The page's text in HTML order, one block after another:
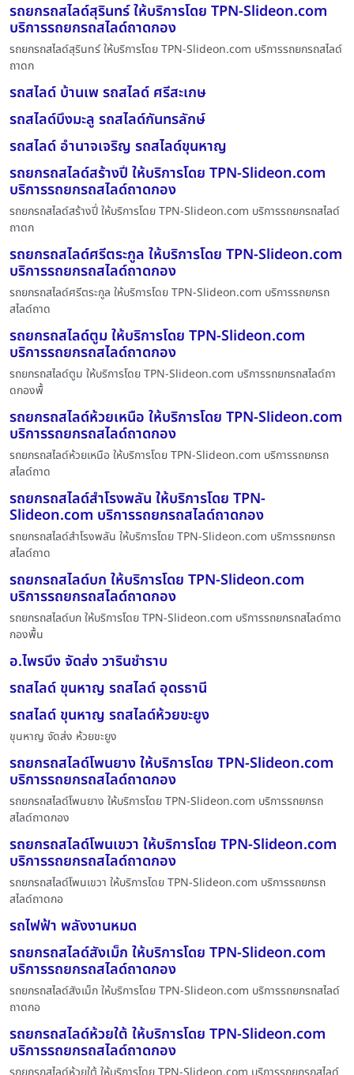
รถยกรถสไลด์สุรินทร์ ให้บริการโดย TPN-Slideon.com
บริการรถยกรถสไลด์ถาดกอง
รถยกรถสไลด์สุรินทร์ ให้บริการโดย TPN-Slideon.com บริการรถยกรถสไลด์
ถาดก
รถสไลด์ บ้านเพ รถสไลด์ ศรีสะเกษ
รถสไลด์บึงมะลู รถสไลด์กันทรลักษ์
รถสไลด์ อำนาจเจริญ รถสไลด์ขุนหาญ
รถยกรถสไลด์สร้างปี่ ให้บริการโดย TPN-Slideon.com
บริการรถยกรถสไลด์ถาดกอง
รถยกรถสไลด์สร้างปี่ ให้บริการโดย TPN-Slideon.com บริการรถยกรถสไลด์
ถาดก
รถยกรถสไลด์ศรีตระกูล ให้บริการโดย TPN-Slideon.com
บริการรถยกรถสไลด์ถาดกอง
รถยกรถสไลด์ศรีตระกูล ให้บริการโดย TPN-Slideon.com บริการรถยกรถ
สไลด์ถาด
รถยกรถสไลด์ตูม ให้บริการโดย TPN-Slideon.com
บริการรถยกรถสไลด์ถาดกอง
รถยกรถสไลด์ตูม ให้บริการโดย TPN-Slideon.com บริการรถยกรถสไลด์ถา
ดกองพื้
รถยกรถสไลด์ห้วยเหนือ ให้บริการโดย TPN-Slideon.com
บริการรถยกรถสไลด์ถาดกอง
รถยกรถสไลด์ห้วยเหนือ ให้บริการโดย TPN-Slideon.com บริการรถยกรถ
สไลด์ถาด
รถยกรถสไลด์สำโรงพลัน ให้บริการโดย TPN-
Slideon.com บริการรถยกรถสไลด์ถาดกอง
รถยกรถสไลด์สำโรงพลัน ให้บริการโดย TPN-Slideon.com บริการรถยกรถ
สไลด์ถาด
รถยกรถสไลด์บก ให้บริการโดย TPN-Slideon.com
บริการรถยกรถสไลด์ถาดกอง
รถยกรถสไลด์บก ให้บริการโดย TPN-Slideon.com บริการรถยกรถสไลด์ถาด
กองพื้น
อ.ไพรบึง จัดส่ง วารินชำราบ
รถสไลด์ ขุนหาญ รถสไลด์ อุดรธานี
รถสไลด์ ขุนหาญ รถสไลด์ห้วยขะยูง
ขุนหาญ จัดส่ง ห้วยขะยูง
รถยกรถสไลด์โพนยาง ให้บริการโดย TPN-Slideon.com
บริการรถยกรถสไลด์ถาดกอง
รถยกรถสไลด์โพนยาง ให้บริการโดย TPN-Slideon.com บริการรถยกรถ
สไลด์ถาดกอง
รถยกรถสไลด์โพนเขวา ให้บริการโดย TPN-Slideon.com
บริการรถยกรถสไลด์ถาดกอง
รถยกรถสไลด์โพนเขวา ให้บริการโดย TPN-Slideon.com บริการรถยกรถ
สไลด์ถาดกอ
รถไฟฟ้า พลังงานหมด
รถยกรถสไลด์สังเม็ก ให้บริการโดย TPN-Slideon.com
บริการรถยกรถสไลด์ถาดกอง
รถยกรถสไลด์สังเม็ก ให้บริการโดย TPN-Slideon.com บริการรถยกรถสไลด์
ถาดกอ
รถยกรถสไลด์ห้วยใต้ ให้บริการโดย TPN-Slideon.com
บริการรถยกรถสไลด์ถาดกอง